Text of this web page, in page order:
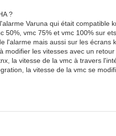
?
Varuna qui était compatible
50%, vmc 75% et vmc 100% sur ets.
l'alarme mais aussi sur les écrans
modifier les vitesses avec un retour
la vitesse de la vmc à travers
la vitesse de la vmc se